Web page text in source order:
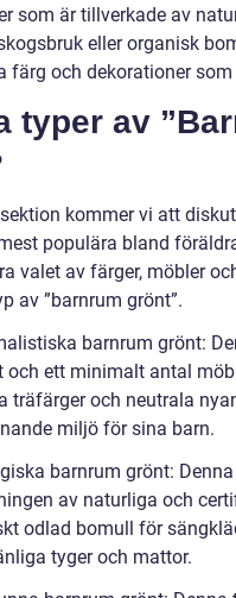
som är tillverkade av
eller organisk
färg och dekorationer
typer av
kommer vi att
populära bland
valet av färger, möbler
av ”barnrum grönt”.
barnrum grönt:
och ett minimalt antal
träfärger och neutrala
miljö för sina barn.
barnrum grönt:
av naturliga och
odlad bomull för
tyger och mattor.